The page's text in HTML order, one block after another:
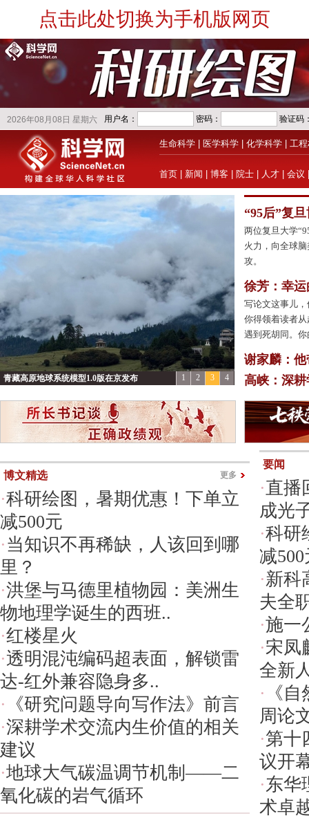
点击此处切换为手机版网页
生命科学 医学科学 化学科学 工
首页 新闻 博客 院士 人才 会议
青藏高原地球系统模型1.0版在京发布 1 2 3 4
“95后”复
两位复旦大学
火力，向全球
攻。
徐芳：幸
写论文这事儿
你得领着读者
遇到死胡同。
谢家麟：
高峡：深
博文精选 更多
·科研绘图，暑期优惠！下单立
减500元
·当知识不再稀缺，人该回到哪
里？
·洪堡与马德里植物园：美洲生
物地理学诞生的西班..
·红楼星火
·透明混沌编码超表面，解锁雷
达-红外兼容隐身多..
· 《研究问题导向写作法》前言
·深耕学术交流内生价值的相关
建议
·地球大气碳温调节机制——二
氧化碳的岩气循环
要闻
·直播
成光
·科研
减500
·新科
夫全
·施一
·宋凤
全新
· 《
周论
·第十
议开
·东华
术卓